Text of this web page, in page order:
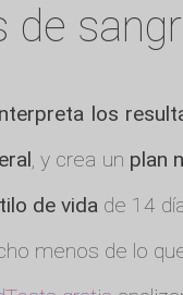
de
los
, y crea un plan
de vidade 14
menos de lo